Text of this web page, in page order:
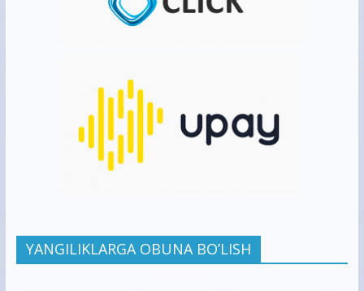
YANGILIKLARGA OBUNA BO’LISH